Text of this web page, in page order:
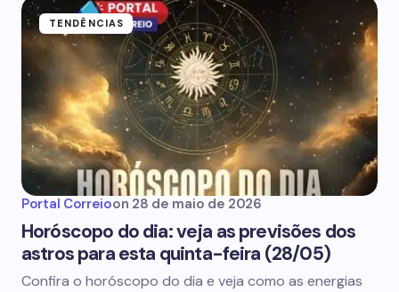
TENDÊNCIAS
Portal Correioon 28 de maio de 2026
Horóscopo do dia: veja as previsões dos
astros para esta quinta-feira (28/05)
Confira o horóscopo do dia e veja como as energias